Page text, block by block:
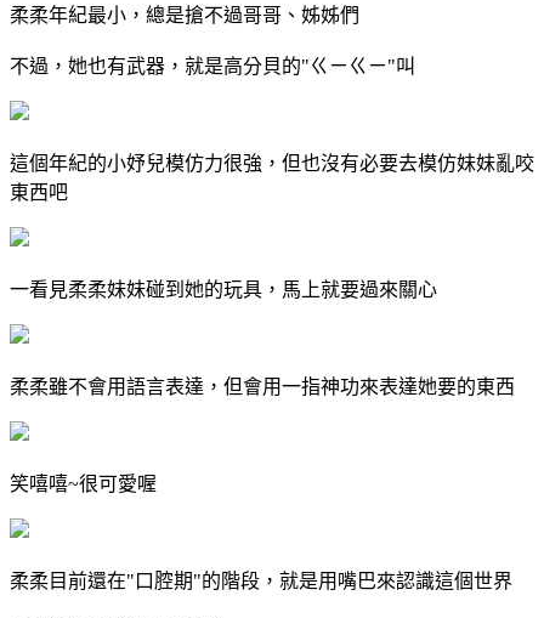
柔柔年紀最小，總是搶不過哥哥、姊姊們
不過，她也有武器，就是高分貝的"ㄍㄧㄍㄧ"叫
這個年紀的小妤兒模仿力很強，但也沒有必要去模仿妹妹亂咬
東西吧
一看見柔柔妹妹碰到她的玩具，馬上就要過來關心
柔柔雖不會用語言表達，但會用一指神功來表達她要的東西
笑嘻嘻~很可愛喔
柔柔目前還在"口腔期"的階段，就是用嘴巴來認識這個世界